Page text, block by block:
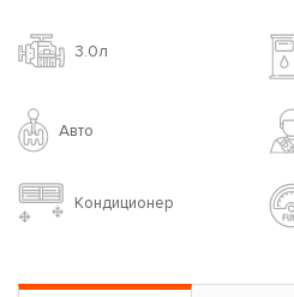
3.0л
Авто
Кондиционер